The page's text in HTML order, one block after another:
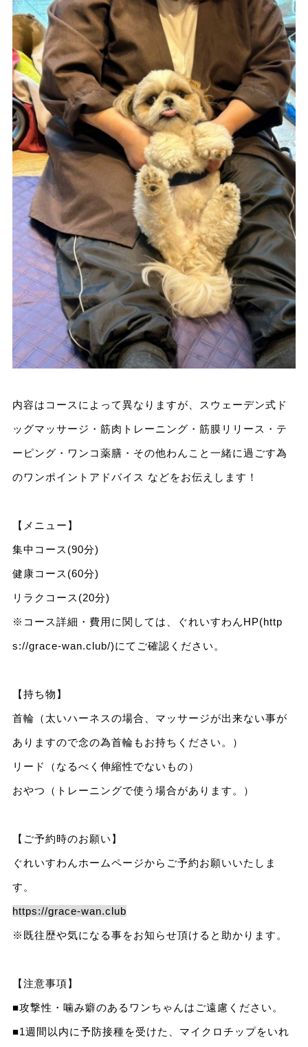
内容はコースによって異なりますが、スウェーデン式ド
ッグマッサージ・筋肉トレーニング・筋膜リリース・テ
ーピング・ワンコ薬膳・その他わんこと一緒に過ごす為
のワンポイントアドバイス などをお伝えします！
【メニュー】
集中コース(90分)
健康コース(60分)
リラクコース(20分)
※コース詳細・費用に関しては、ぐれいすわんHP(http
s://grace-wan.club/)にてご確認ください。
【持ち物】
首輪（太いハーネスの場合、マッサージが出来ない事が
ありますので念の為首輪もお持ちください。）
リード（なるべく伸縮性でないもの）
おやつ（トレーニングで使う場合があります。）
【ご予約時のお願い】
ぐれいすわんホームページからご予約お願いいたしま
す。
https://grace-wan.club
※既往歴や気になる事をお知らせ頂けると助かります。
【注意事項】
■攻撃性・噛み癖のあるワンちゃんはご遠慮ください。
■1週間以内に予防接種を受けた、マイクロチップをいれ